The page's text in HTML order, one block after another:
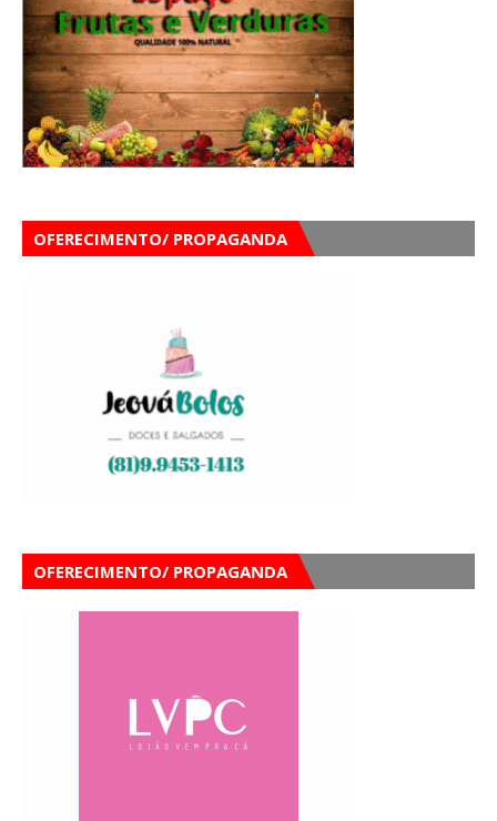
OFERECIMENTO/ PROPAGANDA
OFERECIMENTO/ PROPAGANDA